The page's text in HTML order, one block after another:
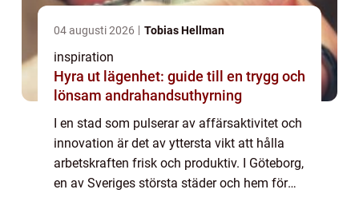
04 augusti 2026 Tobias Hellman
inspiration
Hyra ut lägenhet: guide till en trygg och
lönsam andrahandsuthyrning
I en stad som pulserar av affärsaktivitet och
innovation är det av yttersta vikt att hålla
arbetskraften frisk och produktiv. I Göteborg,
en av Sveriges största städer och hem för